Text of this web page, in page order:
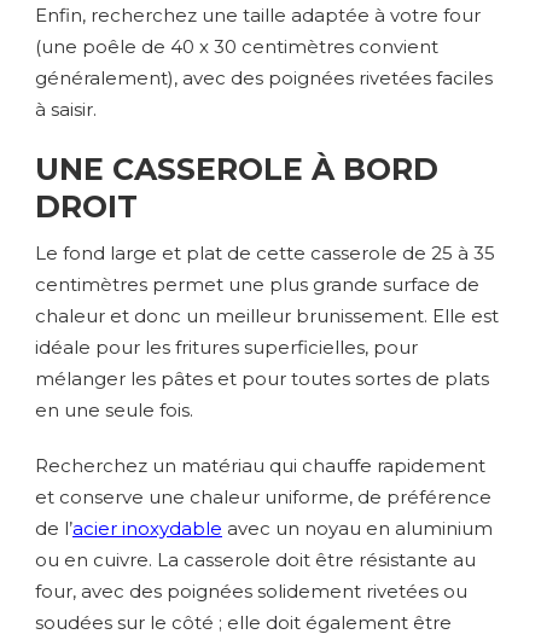
Enfin, recherchez une taille adaptée à votre four
(une poêle de 40 x 30 centimètres convient
généralement), avec des poignées rivetées faciles
à saisir.
UNE CASSEROLE À BORD
DROIT
Le fond large et plat de cette casserole de 25 à 35
centimètres permet une plus grande surface de
chaleur et donc un meilleur brunissement. Elle est
idéale pour les fritures superficielles, pour
mélanger les pâtes et pour toutes sortes de plats
en une seule fois.
Recherchez un matériau qui chauffe rapidement
et conserve une chaleur uniforme, de préférence
de l’acier inoxydable avec un noyau en aluminium
ou en cuivre. La casserole doit être résistante au
four, avec des poignées solidement rivetées ou
soudées sur le côté ; elle doit également être